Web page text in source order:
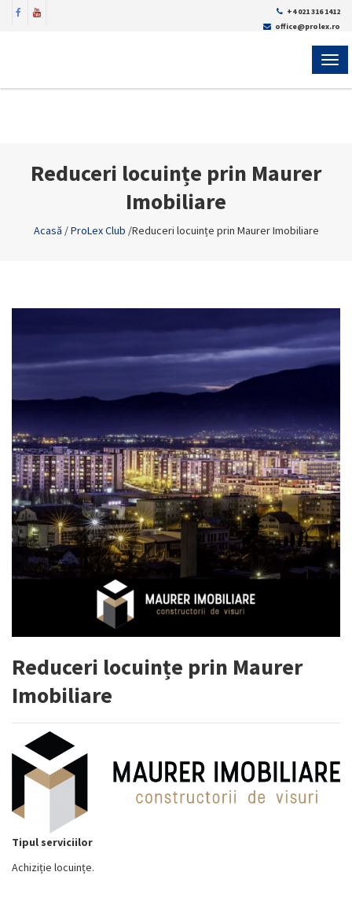
+4 021 316 1412
office@prolex.ro
Reduceri locuințe prin Maurer
Imobiliare
Acasă /ProLex Club /Reduceri locuințe prin Maurer Imobiliare
Reduceri locuințe prin Maurer
Imobiliare
Tipul serviciilor
Achiziție locuințe.